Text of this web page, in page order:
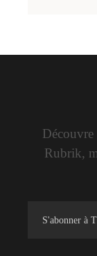
Découvre
Rubrik,